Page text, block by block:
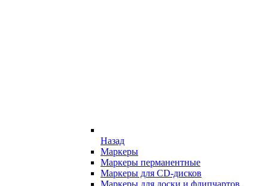
Назад
Маркеры
Маркеры перманентные
Маркеры для CD-дисков
Маркеры для доски и флипчартов